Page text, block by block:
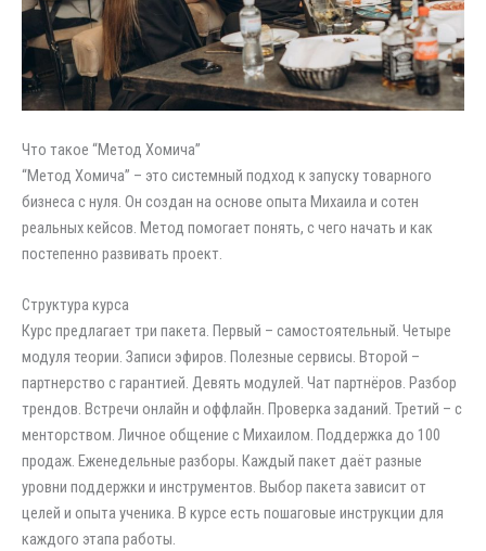
Что такое “Метод Хомича”
“Метод Хомича” – это системный подход к запуску товарного
бизнеса с нуля. Он создан на основе опыта Михаила и сотен
реальных кейсов. Метод помогает понять, с чего начать и как
постепенно развивать проект.
Структура курса
Курс предлагает три пакета. Первый – самостоятельный. Четыре
модуля теории. Записи эфиров. Полезные сервисы. Второй –
партнерство с гарантией. Девять модулей. Чат партнёров. Разбор
трендов. Встречи онлайн и оффлайн. Проверка заданий. Третий – с
менторством. Личное общение с Михаилом. Поддержка до 100
продаж. Еженедельные разборы. Каждый пакет даёт разные
уровни поддержки и инструментов. Выбор пакета зависит от
целей и опыта ученика. В курсе есть пошаговые инструкции для
каждого этапа работы.